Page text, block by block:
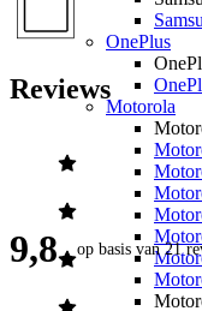
OnePlus
Motorola
Reviews
9,8 op basis van21